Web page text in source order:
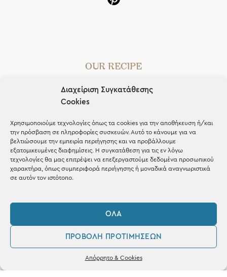
Διαχείριση Συγκατάθεσης
Cookies
Χρησιμοποιούμε τεχνολογίες όπως τα cookies για την αποθήκευση ή/και
την πρόσβαση σε πληροφορίες συσκευών. Αυτό το κάνουμε για να
βελτιώσουμε την εμπειρία περιήγησης και να προβάλλουμε
εξατομικευμένες διαφημίσεις. Η συγκατάθεση για τις εν λόγω
τεχνολογίες θα μας επιτρέψει να επεξεργαστούμε δεδομένα προσωπικού
χαρακτήρα, όπως συμπεριφορά περιήγησης ή μοναδικά αναγνωριστικά
σε αυτόν τον ιστότοπο.
ΌΛΑ
ΠΡΟΒΟΛΉ ΠΡΟΤΙΜΉΣΕΩΝ
Απόρρητο & Cookies
OUR RECIPE
Gifts
Blog
Shop the look
ΚΑΤΑΣΤΗΜΑ
Σταθά 17, 38221 Βόλος
2421 217300
Δευ / Τετ / Σαβ: 09:00 - 15:00
Φίλτρα
0